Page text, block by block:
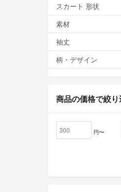
スカート 形状
素材
袖丈
柄・デザイン
商品の価格で絞
円〜